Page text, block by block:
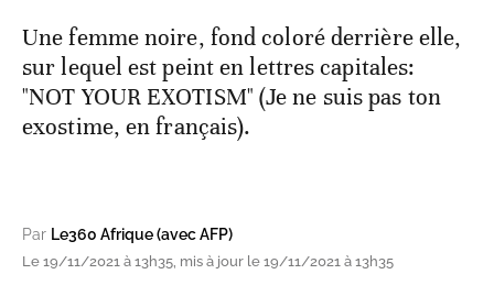
Une femme noire, fond coloré derrière elle,
sur lequel est peint en lettres capitales:
"NOT YOUR EXOTISM" (Je ne suis pas ton
exostime, en français).
Par Le360 Afrique (avec AFP)
Le 19/11/2021 à 13h35, mis à jour le 19/11/2021 à 13h35